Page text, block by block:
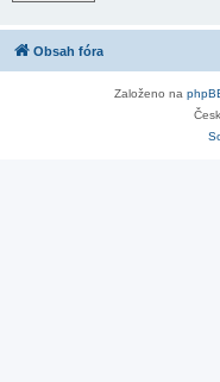
Obsah fóra
Založeno na